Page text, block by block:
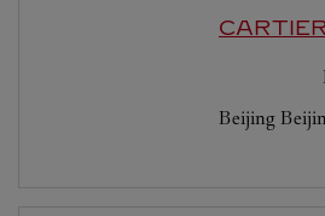
Beijing